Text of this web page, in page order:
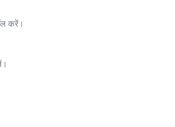
करें।